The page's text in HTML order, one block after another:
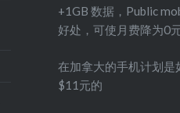
+1GB 数据，Public
好处，可使月费降为0元
在加拿大的手机计划是
$11元的